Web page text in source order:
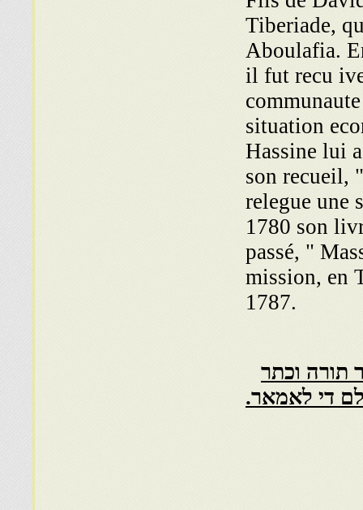
Tiberiade,
Aboulafia.
il fut recu
situation
Hassine lui
son recueil,
relegue une
1780 son
passé, "
mission, en
1787.
תורה וכתר
די לאמאר.